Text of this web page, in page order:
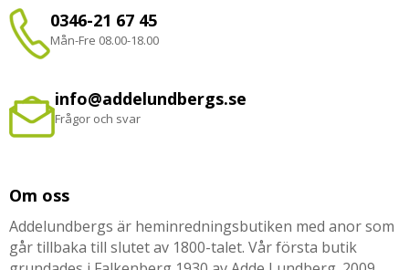
0346-21 67 45
Mån-Fre 08.00-18.00
info@addelundbergs.se
Frågor och svar
Om oss
Addelundbergs är heminredningsbutiken med anor som
går tillbaka till slutet av 1800-talet. Vår första butik